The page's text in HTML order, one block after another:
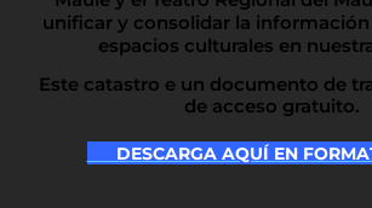
unificar y consolidar la
espacios culturales en
Este catastro e un documento de
de acceso gratuito.
DESCARGA AQUÍ EN